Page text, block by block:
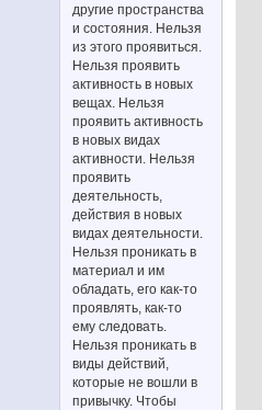
другие пространства
и состояния. Нельзя
из этого проявиться.
Нельзя проявить
активность в новых
вещах. Нельзя
проявить активность
в новых видах
активности. Нельзя
проявить
деятельность,
действия в новых
видах деятельности.
Нельзя проникать в
материал и им
обладать, его как-то
проявлять, как-то
ему следовать.
Нельзя проникать в
виды действий,
которые не вошли в
привычку. Чтобы